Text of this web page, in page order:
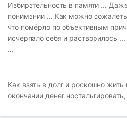
Избирательность в памяти ...
понимании ... Как можно сожалеть
что помёрло по объективным
исчерпало себя и растворилось
...
Как взять в долг и роскошно
окончании денег